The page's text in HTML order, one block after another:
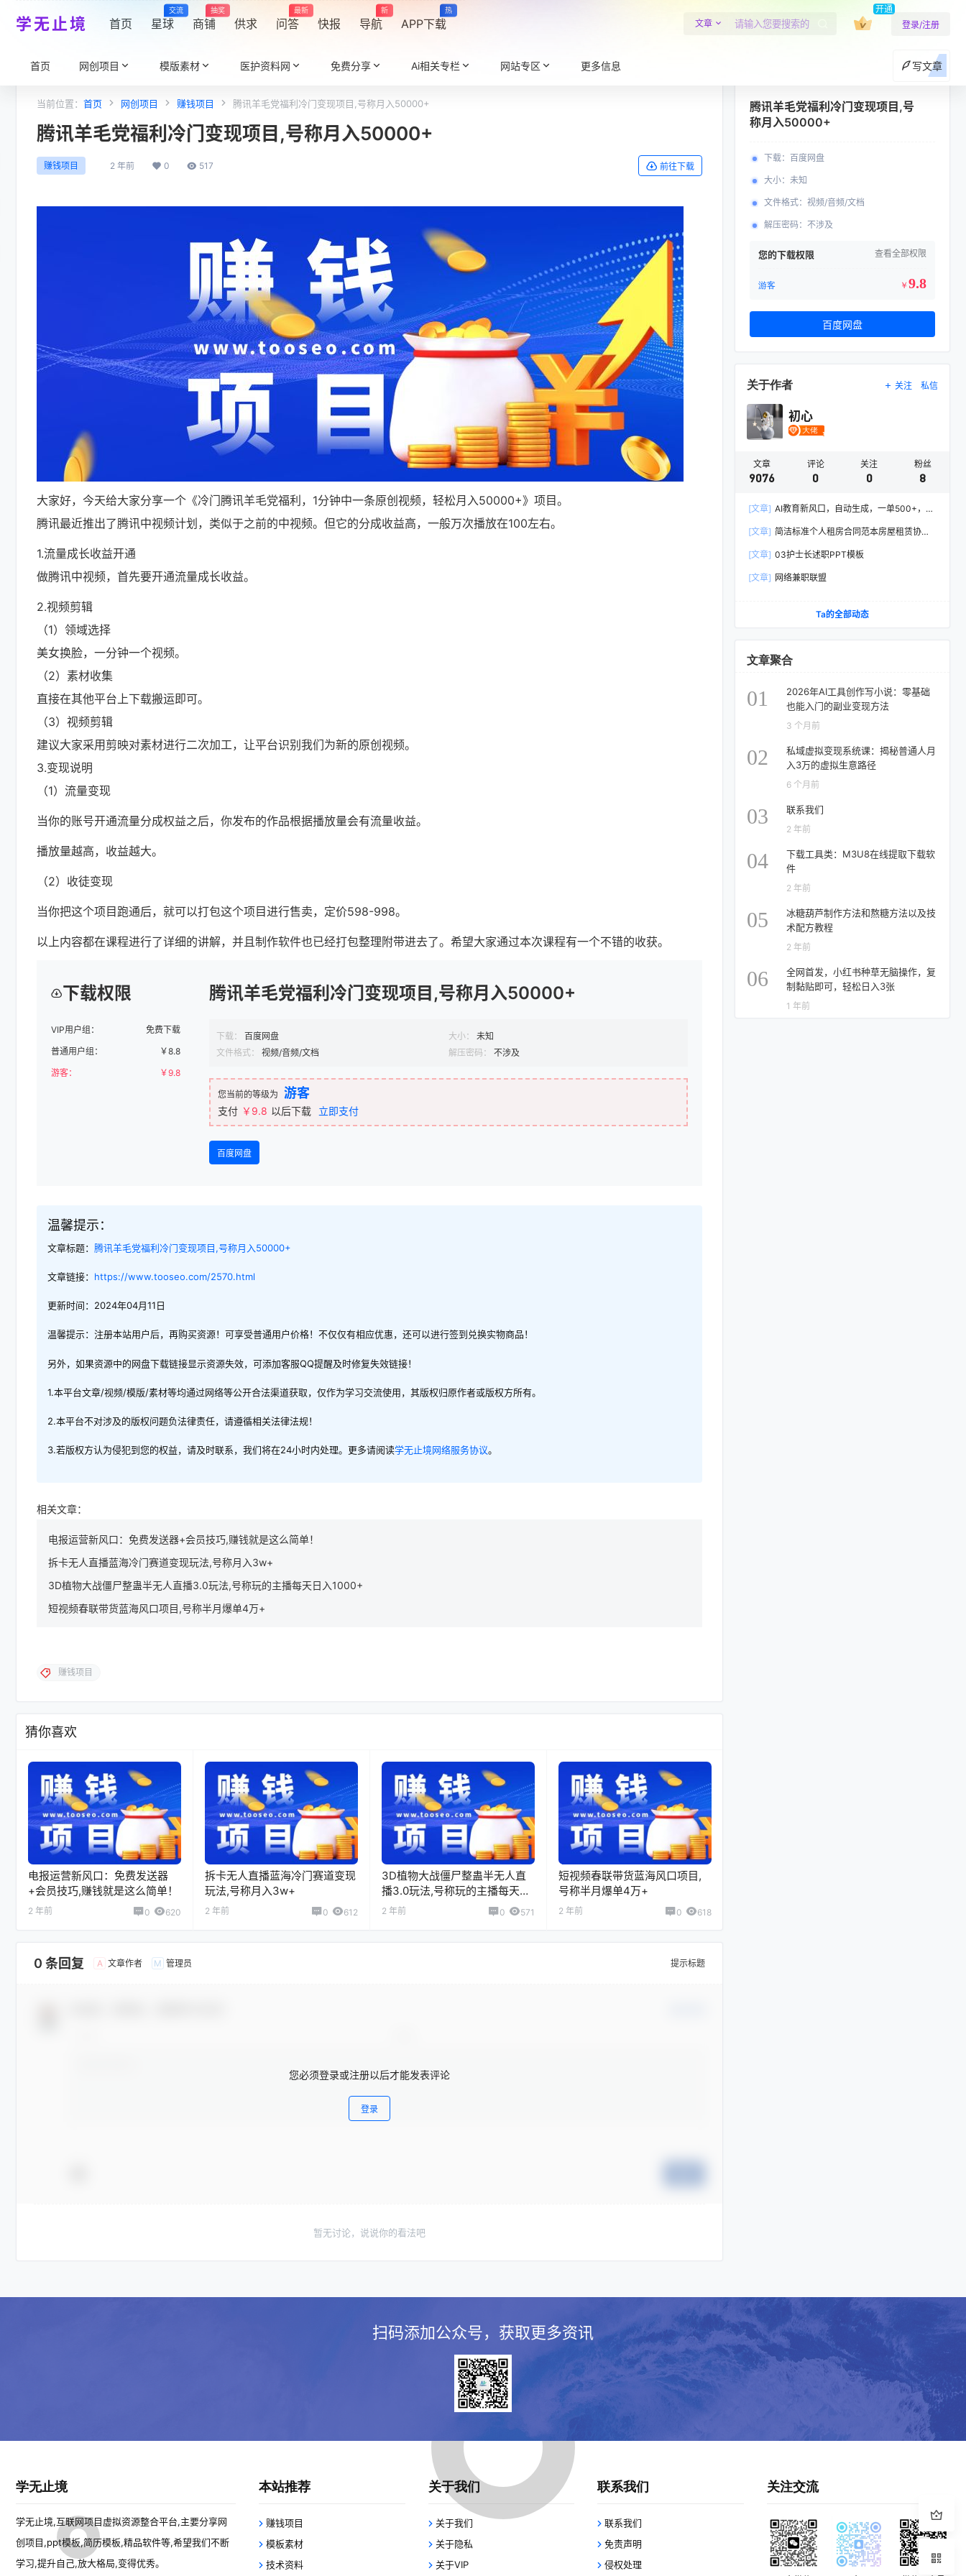
学无止境 首页 星球
交流
商铺
抽奖
供求 问答
最新
快报 导航
新
APP下载
热
文章
开通
登录/注册
首页 网创项目 模版素材 医护资料网 免费分享 Ai相关专栏 网站专区 更多信息 写文章
当前位置： 首页 网创项目 赚钱项目 腾讯羊毛党福利冷门变现项目,号称月入50000+
腾讯羊毛党福利冷门变现项目,号称月入50000+
赚钱项目 2 年前 0 517 前往下载
大家好，今天给大家分享一个《冷门腾讯羊毛党福利，1分钟中一条原创视频，轻松月入50000+》项目。
腾讯最近推出了腾讯中视频计划，类似于之前的中视频。但它的分成收益高，一般万次播放在100左右。
1.流量成长收益开通
做腾讯中视频，首先要开通流量成长收益。
2.视频剪辑
（1）领域选择
美女换脸，一分钟一个视频。
（2）素材收集
直接在其他平台上下载搬运即可。
（3）视频剪辑
建议大家采用剪映对素材进行二次加工，让平台识别我们为新的原创视频。
3.变现说明
（1）流量变现
当你的账号开通流量分成权益之后，你发布的作品根据播放量会有流量收益。
播放量越高，收益越大。
（2）收徒变现
当你把这个项目跑通后，就可以打包这个项目进行售卖，定价598-998。
以上内容都在课程进行了详细的讲解，并且制作软件也已经打包整理附带进去了。希望大家通过本次课程有一个不错的收获。
下载权限
VIP用户组：
免费下载
普通用户组：
￥8.8
游客：
￥9.8
腾讯羊毛党福利冷门变现项目,号称月入50000+
下载： 百度网盘 大小：
未知
文件格式：
视频/音频/文档 解压密码： 不涉及
您当前的等级为 游客
支付 ￥9.8 以后下载 立即支付
百度网盘
温馨提示：
文章标题： 腾讯羊毛党福利冷门变现项目,号称月入50000+
文章链接： https://www.tooseo.com/2570.html
更新时间：2024年04月11日
温馨提示：注册本站用户后，再购买资源！可享受普通用户价格！不仅仅有相应优惠，还可以进行签到兑换实物商品！
另外，如果资源中的网盘下载链接显示资源失效，可添加客服QQ提醒及时修复失效链接！
1.本平台文章/视频/模版/素材等均通过网络等公开合法渠道获取，仅作为学习交流使用，其版权归原作者或版权方所有。
2.本平台不对涉及的版权问题负法律责任，请遵循相关法律法规！
3.若版权方认为侵犯到您的权益，请及时联系，我们将在24小时内处理。更多请阅读学无止境网络服务协议。
相关文章：
电报运营新风口：免费发送器+会员技巧,赚钱就是这么简单！
拆卡无人直播蓝海冷门赛道变现玩法,号称月入3w+
3D植物大战僵尸整蛊半无人直播3.0玩法,号称玩的主播每天日入1000+
短视频春联带货蓝海风口项目,号称半月爆单4万+
赚钱项目
猜你喜欢
电报运营新风口：免费发送器
+会员技巧,赚钱就是这么简单！
2 年前 0 620
拆卡无人直播蓝海冷门赛道变现
玩法,号称月入3w+
2 年前 0 612
3D植物大战僵尸整蛊半无人直
播3.0玩法,号称玩的主播每天日
入1000+
2 年前 0 571
短视频春联带货蓝海风口项目,
号称半月爆单4万+
2 年前 0 618
0 条回复 A 文章作者 M 管理员 提示标题
您必须登录或注册以后才能发表评论
登录
暂无讨论，说说你的看法吧
腾讯羊毛党福利冷门变现项目,号
称月入50000+
下载： 百度网盘
大小： 未知
文件格式： 视频/音频/文档
解压密码： 不涉及
您的下载权限 查看全部权限
游客 ￥ 9.8
百度网盘
关于作者 关注 私信
初心
文章
9076
评论
0
关注
0
粉丝
8
[文章] AI教育新风口，自动生成，一单500+，月
[文章] 简洁标准个人租房合同范本房屋租赁协议
[文章] 03护士长述职PPT模板
[文章] 网络兼职联盟
Ta的全部动态
文章聚合
01
2026年AI工具创作写小说：零基础
也能入门的副业变现方法
3 个月前
02
私域虚拟变现系统课：揭秘普通人月
入3万的虚拟生意路径
6 个月前
03 联系我们
2 年前
04
下载工具类：M3U8在线提取下载软
件
2 年前
05
冰糖葫芦制作方法和熬糖方法以及技
术配方教程
2 年前
06
全网首发，小红书种草无脑操作，复
制黏贴即可，轻松日入3张
1 年前
扫码添加公众号，获取更多资讯
学无止境
学无止境,互联网项目虚拟资源整合平台,主要分享网
创项目,ppt模板,简历模板,精品软件等,希望我们不断
学习,提升自己,放大格局,变得优秀。
本站推荐
赚钱项目
模板素材
技术资料
关于我们
关于我们
关于隐私
关于VIP
联系我们
联系我们
免责声明
侵权处理
关注交流